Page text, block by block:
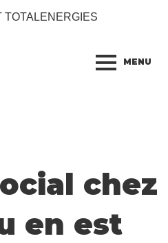
TOTALENERGIES
MENU
chez
en est